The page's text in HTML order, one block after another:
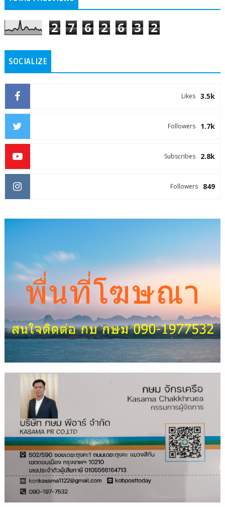
2 7 6 2 6 3 2
SOCIALIZE
3.5k
Likes
1.7k
Followers
2.8k
Subscribes
849
Followers